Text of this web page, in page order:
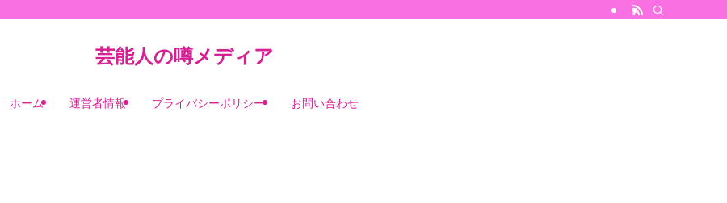
芸能人の噂メディア
ホーム 運営者情報 プライバシーポリシー お問い合わせ